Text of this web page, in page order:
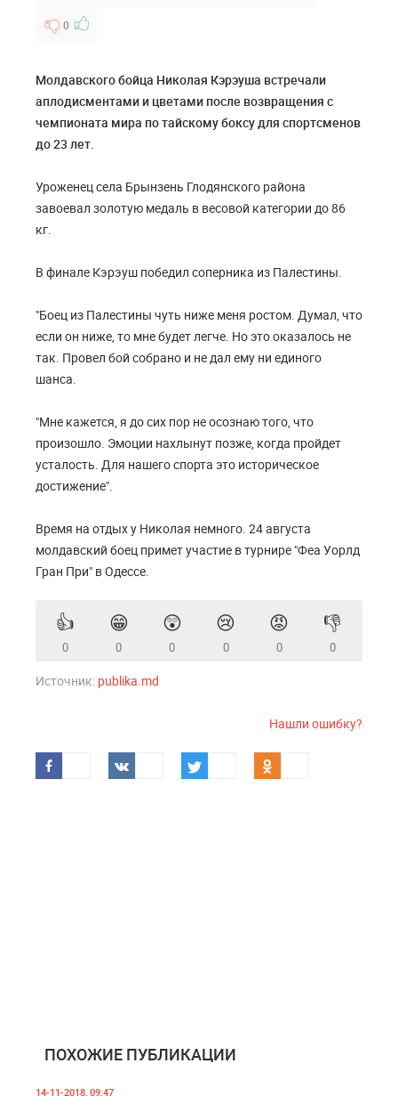
0
Молдавского бойца Николая Кэрэуша встречали
аплодисментами и цветами после возвращения с
чемпионата мира по тайскому боксу для спортсменов
до 23 лет.
Уроженец села Брынзень Глодянского района
завоевал золотую медаль в весовой категории до 86
кг.
В финале Кэрэуш победил соперника из Палестины.
"Боец из Палестины чуть ниже меня ростом. Думал, что
если он ниже, то мне будет легче. Но это оказалось не
так. Провел бой собрано и не дал ему ни единого
шанса.
"Мне кажется, я до сих пор не осознаю того, что
произошло. Эмоции нахлынут позже, когда пройдет
усталость. Для нашего спорта это историческое
достижение".
Время на отдых у Николая немного. 24 августа
молдавский боец примет участие в турнире "Феа Уорлд
Гран При" в Одессе.
👍
0
😁
0
😲
0
😢
0
😡
0
👎
0
Источник: publika.md
Нашли ошибку?
ПОХОЖИЕ ПУБЛИКАЦИИ
14-11-2018, 09:47